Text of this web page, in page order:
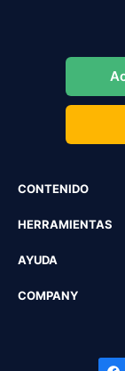
CONTENIDO
HERRAMIENTAS
AYUDA
COMPANY